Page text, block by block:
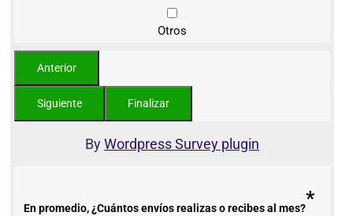
Otros
ByWordpress Survey plugin
En promedio, ¿Cuántos envíos realizas o recibes al mes?*